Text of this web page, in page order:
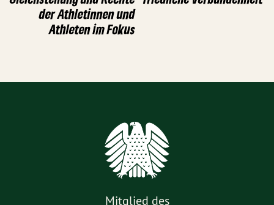
der Athletinnen und
Athleten im Fokus
Mitglied des